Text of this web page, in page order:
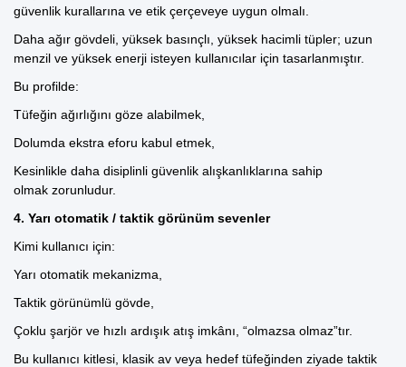
güvenlik kurallarına ve etik çerçeveye uygun olmalı.
Daha ağır gövdeli, yüksek basınçlı, yüksek hacimli tüpler; uzun
menzil ve yüksek enerji isteyen kullanıcılar için tasarlanmıştır.
Bu profilde:
Tüfeğin ağırlığını göze alabilmek,
Dolumda ekstra eforu kabul etmek,
Kesinlikle daha disiplinli güvenlik alışkanlıklarına sahip
olmak zorunludur.
4. Yarı otomatik / taktik görünüm sevenler
Kimi kullanıcı için:
Yarı otomatik mekanizma,
Taktik görünümlü gövde,
Çoklu şarjör ve hızlı ardışık atış imkânı, “olmazsa olmaz”tır.
Bu kullanıcı kitlesi, klasik av veya hedef tüfeğinden ziyade taktik